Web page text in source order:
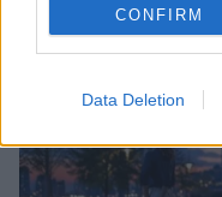
CONFIRM
Data Deletion
LIFESTYLE